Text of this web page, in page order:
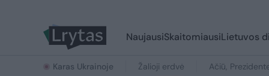
NaujausiSkaitomiausiLietuvos
Karas Ukrainoje Žalioji erdvė Ačiū,